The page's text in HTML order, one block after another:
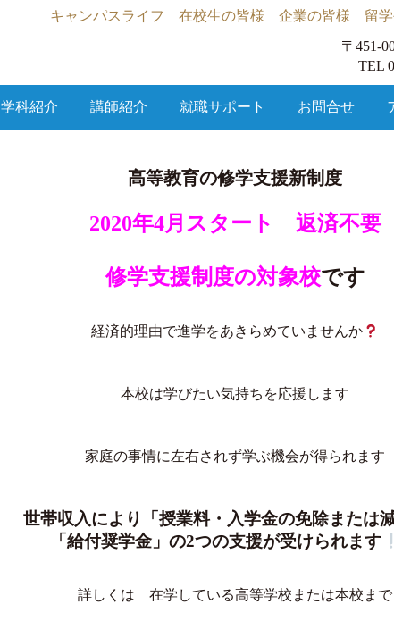
キャンパスライフ 在校生の皆様 企業の皆様 留
〒451-
TEL
学科紹介 講師紹介 就職サポート お問合せ
高等教育の修学支援新制度
2020年4月スタート 返済不要
修学支援制度の対象校です
経済的理由で進学をあきらめていませんか
本校は学びたい気持ちを応援します
家庭の事情に左右されず学ぶ機会が得られます
世帯収入により「授業料・入学金の免除または
「給付奨学金」の2つの支援が受けられます
詳しくは 在学している高等学校または本校まで